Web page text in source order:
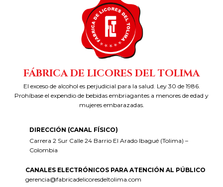
FÁBRICA DE LICORES DEL TOLIMA
El exceso de alcohol es perjudicial para la salud. Ley 30 de 1986.
Prohíbase el expendio de bebidas embriagantes a menores de edad y
mujeres embarazadas.
DIRECCIÓN (CANAL FÍSICO)
Carrera 2 Sur Calle 24 Barrio El Arado Ibagué (Tolima) –
Colombia
CANALES ELECTRÓNICOS PARA ATENCIÓN AL PÚBLICO
gerencia@fabricadelicoresdeltolima.com